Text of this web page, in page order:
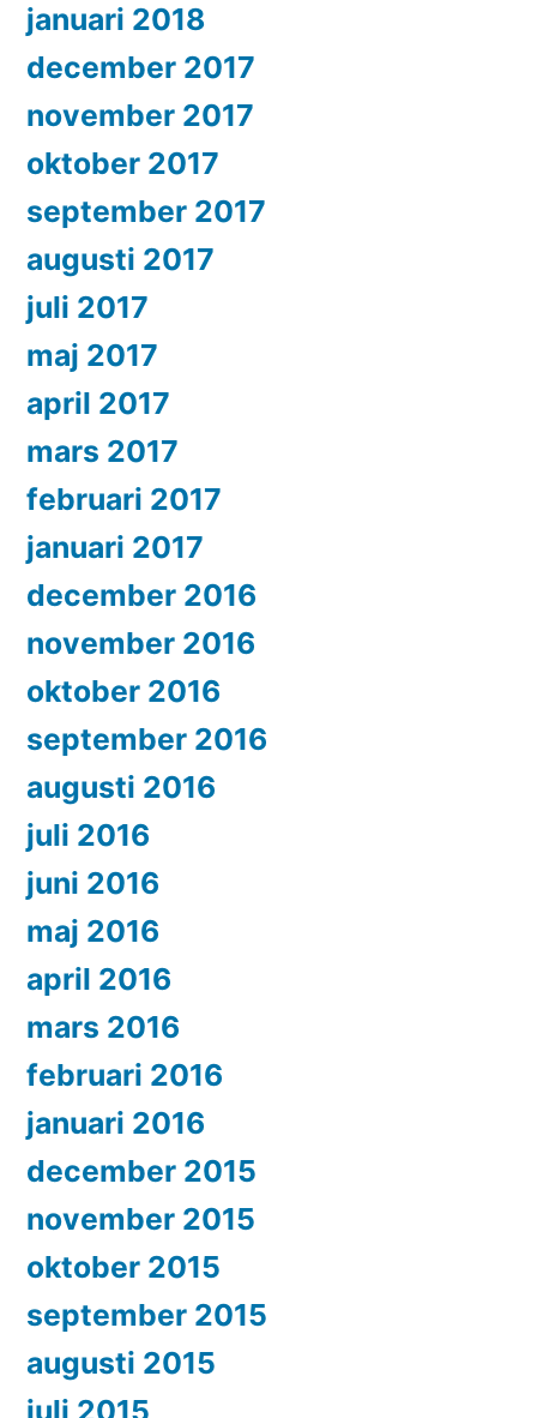
januari 2018
december 2017
november 2017
oktober 2017
september 2017
augusti 2017
juli 2017
maj 2017
april 2017
mars 2017
februari 2017
januari 2017
december 2016
november 2016
oktober 2016
september 2016
augusti 2016
juli 2016
juni 2016
maj 2016
april 2016
mars 2016
februari 2016
januari 2016
december 2015
november 2015
oktober 2015
september 2015
augusti 2015